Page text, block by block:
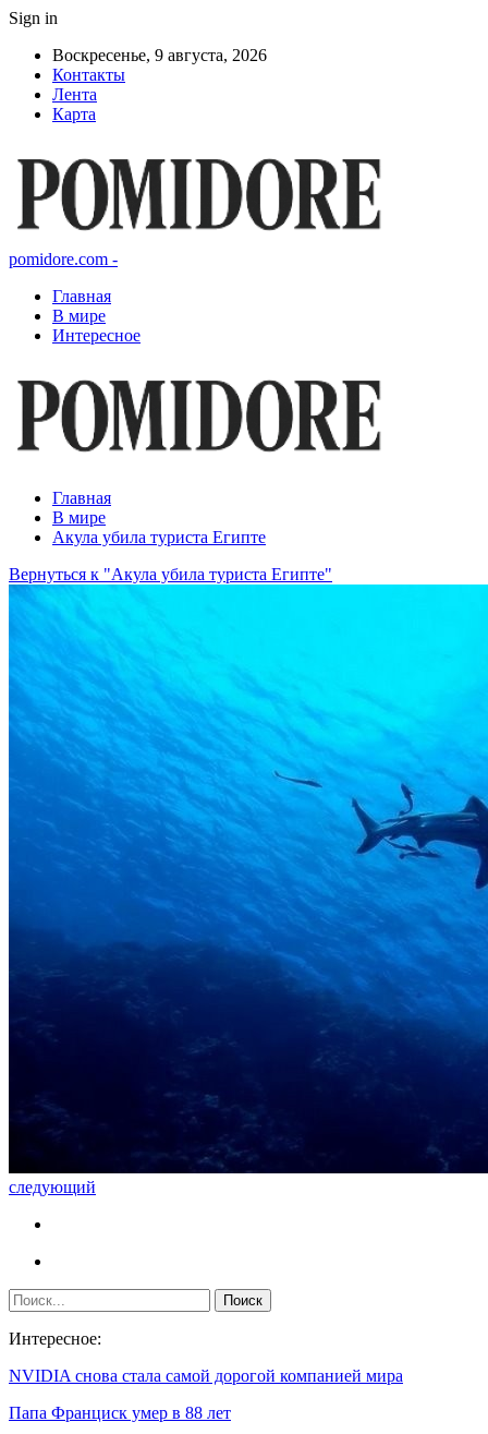
Sign in
Воскресенье, 9 августа, 2026
Контакты
Лента
Карта
pomidore.com -
Главная
В мире
Интересное
Главная
В мире
Акула убила туриста Египте
Вернуться к "Акула убила туриста Египте"
следующий
Интересное:
NVIDIA снова стала самой дорогой компанией мира
Папа Франциск умер в 88 лет